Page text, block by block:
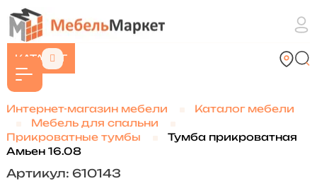
КАТАЛОГ
Интернет-магазин мебели
Каталог мебели
Мебель для спальни
Прикроватные тумбы
Тумба прикроватная
Амьен 16.08
Артикул: 610143